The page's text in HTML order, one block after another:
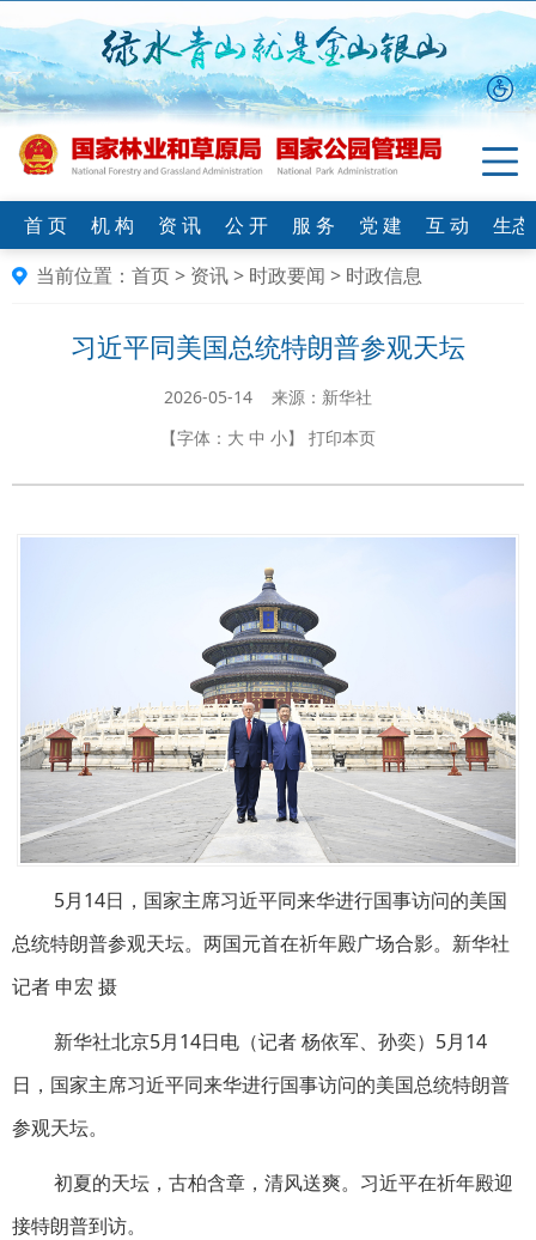
首 页 机 构 资 讯 公 开 服 务 党 建 互 动
生
当前位置： 首页> 资讯> 时政要闻 > 时政信息
习近平同美国总统特朗普参观天坛
2026-05-14 来源：新华社
【字体： 大 中 小】 打印本页
5月14日，国家主席习近平同来华进行国事访问的美国
总统特朗普参观天坛。两国元首在祈年殿广场合影。新华社
记者 申宏 摄
新华社北京5月14日电（记者 杨依军、孙奕）5月14
日，国家主席习近平同来华进行国事访问的美国总统特朗普
参观天坛。
初夏的天坛，古柏含章，清风送爽。习近平在祈年殿迎
接特朗普到访。